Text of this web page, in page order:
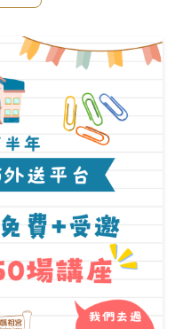
提出，若時段不行，再雙方